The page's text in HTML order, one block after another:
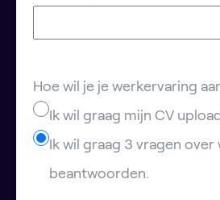
Hoe wil je je werkervaring
Ik wil graag mijn CV
Ik wil graag 3 vragen
beantwoorden.